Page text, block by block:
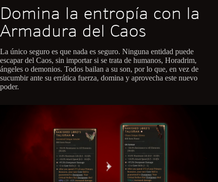
Domina la entropía con la
Armadura del Caos
La único seguro es que nada es seguro. Ninguna entidad puede
escapar del Caos, sin importar si se trata de humanos, Horadrim,
ángeles o demonios. Todos bailan a su son, por lo que, en vez de
sucumbir ante su errática fuerza, domina y aprovecha este nuevo
poder.